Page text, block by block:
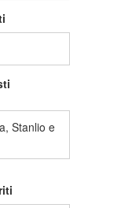
Stanlio e